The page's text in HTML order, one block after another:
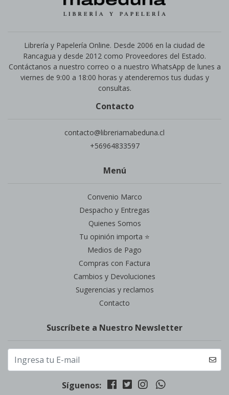
Librería y Papelería Online. Desde 2006 en la ciudad de
Rancagua y desde 2012 como Proveedores del Estado.
Contáctanos a nuestro correo o a nuestro WhatsApp de lunes a
viernes de 9:00 a 18:00 horas y atenderemos tus dudas y
consultas.
Contacto
contacto@libreriamabeduna.cl
+56964833597
Menú
Convenio Marco
Despacho y Entregas
Quienes Somos
Tu opinión importa ⭐
Medios de Pago
Compras con Factura
Cambios y Devoluciones
Sugerencias y reclamos
Contacto
Suscríbete a Nuestro Newsletter
Síguenos: